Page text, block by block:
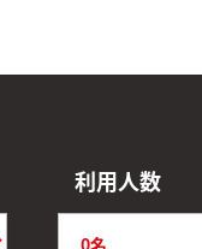
利用人数